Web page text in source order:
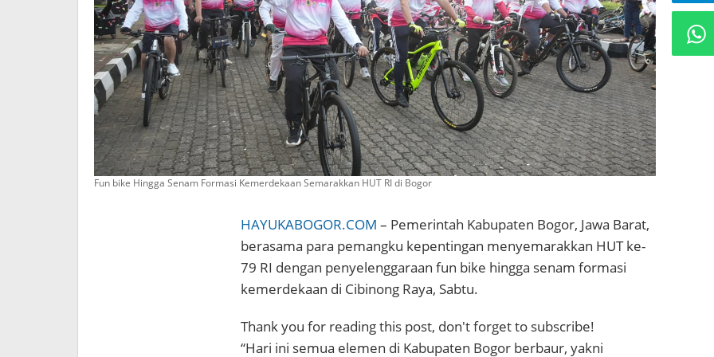
Fun bike Hingga Senam Formasi Kemerdekaan Semarakkan HUT RI di Bogor
HAYUKABOGOR.COM – Pemerintah Kabupaten Bogor, Jawa Barat,
berasama para pemangku kepentingan menyemarakkan HUT ke-
79 RI dengan penyelenggaraan fun bike hingga senam formasi
kemerdekaan di Cibinong Raya, Sabtu.
Thank you for reading this post, don't forget to subscribe!
“Hari ini semua elemen di Kabupaten Bogor berbaur, yakni